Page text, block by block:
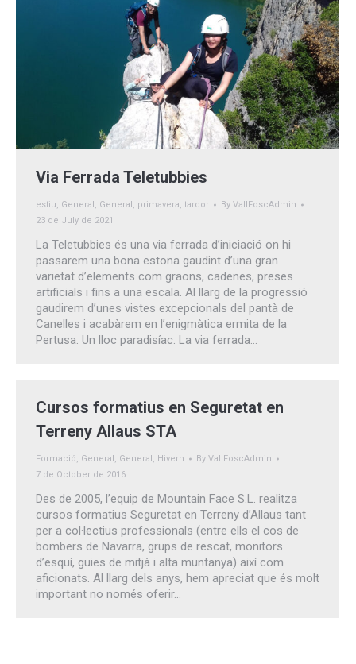
Via Ferrada Teletubbies
estiu, General , General , primavera, tardor By VallFoscAdmin
23 de July de 2021
La Teletubbies és una via ferrada d’iniciació on hi
passarem una bona estona gaudint d’una gran
varietat d’elements com graons, cadenes, preses
artificials i fins a una escala. Al llarg de la progressió
gaudirem d’unes vistes excepcionals del pantà de
Canelles i acabàrem en l’enigmàtica ermita de la
Pertusa. Un lloc paradisíac. La via ferrada…
Cursos formatius en Seguretat en
Terreny Allaus STA
Formació, General, General, Hivern By VallFoscAdmin
7 de October de 2016
Des de 2005, l’equip de Mountain Face S.L. realitza
cursos formatius Seguretat en Terreny d’Allaus tant
per a col·lectius professionals (entre ells el cos de
bombers de Navarra, grups de rescat, monitors
d’esquí, guies de mitjà i alta muntanya) així com
aficionats. Al llarg dels anys, hem apreciat que és molt
important no només oferir…